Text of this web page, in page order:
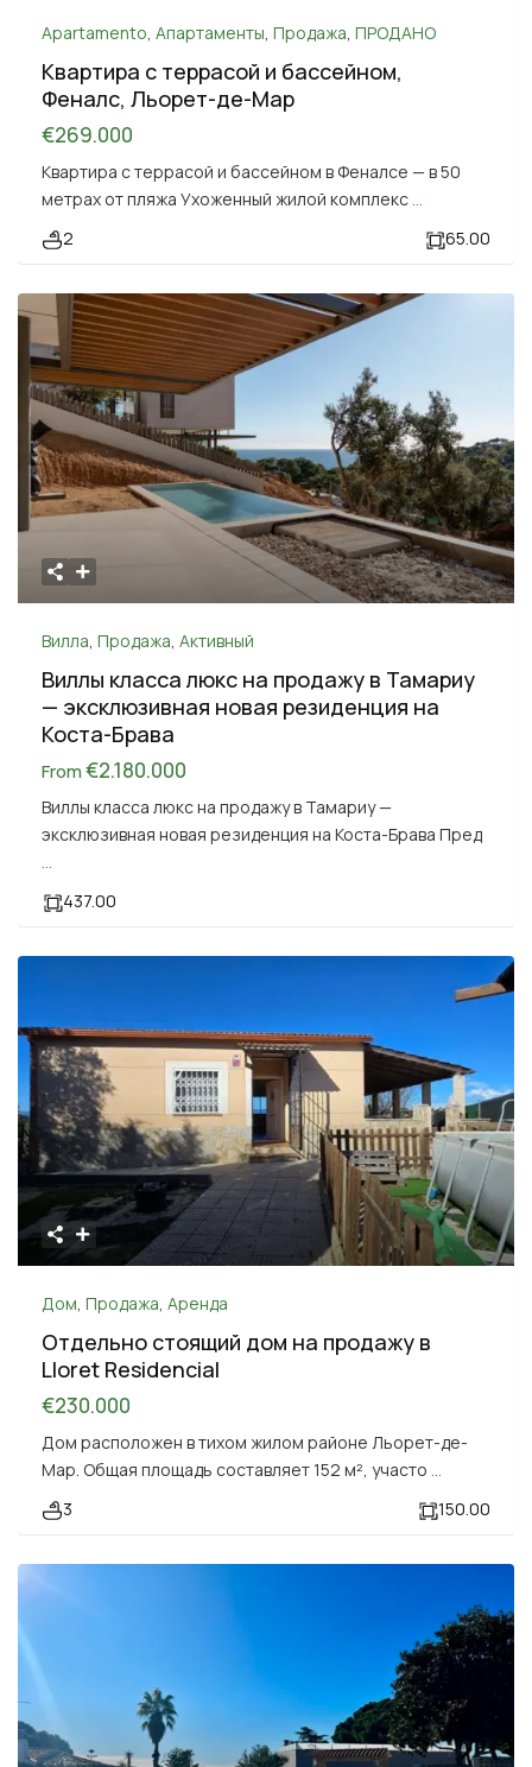
Apartamento Апартаменты Продажа ПРОДАНО
Квартира с террасой и бассейном,
Феналс, Льорет-де-Мар
€269.000
Квартира с террасой и бассейном в Феналсе — в 50
метрах от пляжа Ухоженный жилой комплекс
2
65.00
Вилла, Продажа, Активный
Виллы класса люкс на продажу в Тамариу
— эксклюзивная новая резиденция на
Коста-Брава
From€2.180.000
Виллы класса люкс на продажу в Тамариу —
эксклюзивная новая резиденция на Коста-Брава Пред
...
437.00
Дом, Продажа, Аренда
Отдельно стоящий дом на продажу в
Lloret Residencial
€230.000
Дом расположен в тихом жилом районе Льорет-де-
Мар. Общая площадь составляет 152 м², участо ...
3
150.00